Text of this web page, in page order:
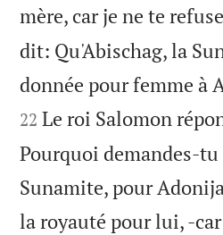
mère, car je ne te
dit: Qu'Abischag, la
donnée pour femme à
22 Le roi Salomon
Pourquoi demandes-
Sunamite, pour
la royauté pour lui, -